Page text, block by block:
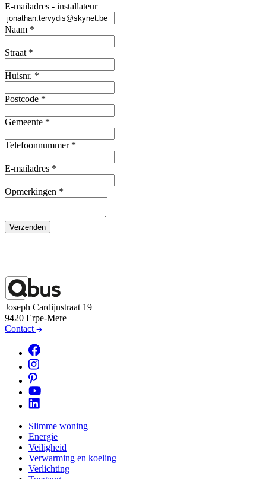
E-mailadres - installateur
Naam *
Straat *
Huisnr. *
Postcode *
Gemeente *
Telefoonnummer *
E-mailadres *
Opmerkingen *
Verzenden
Joseph Cardijnstraat 19
9420 Erpe-Mere
Contact
Slimme woning
Energie
Veiligheid
Verwarming en koeling
Verlichting